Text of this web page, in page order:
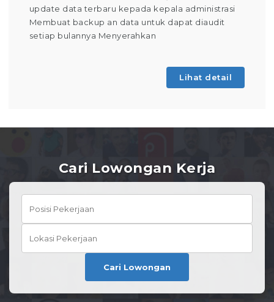
diaudit
keselamatan dalam bekerja Dapat
mengoperasikan mesin produksi (Tahap
Pembelajaran) Membuat laporan
Cari Lowongan Kerja
Cari Lowongan